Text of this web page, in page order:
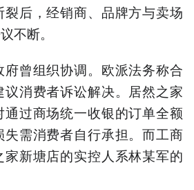
后，经销商、品牌方与卖场
不断。
曾组织协调。欧派法务称合
消费者诉讼解决。居然之家
过商场统一收银的订单全额
需消费者自行承担。而工商
新塘店的实控人系林某军的